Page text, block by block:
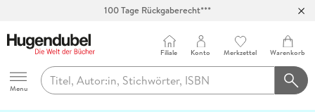
Hugendubel
Menu
Filiale Konto Merkzettel Warenkorb